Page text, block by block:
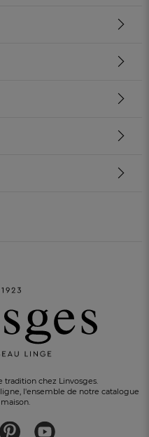
tradition chez Linvosges.
l'ensemble de notre catalogue